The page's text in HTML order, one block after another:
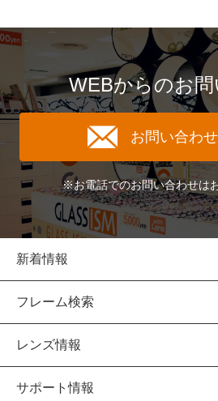
WEBからのお
お問い合わ
※お電話でのお問い合わせは
新着情報
フレーム検索
レンズ情報
サポート情報